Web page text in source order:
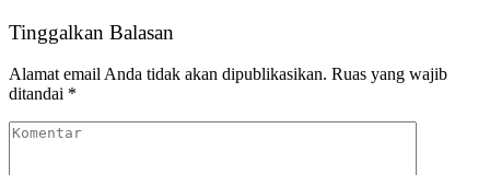
Tinggalkan Balasan
Alamat email Anda tidak akan dipublikasikan. Ruas yang wajib
ditandai *